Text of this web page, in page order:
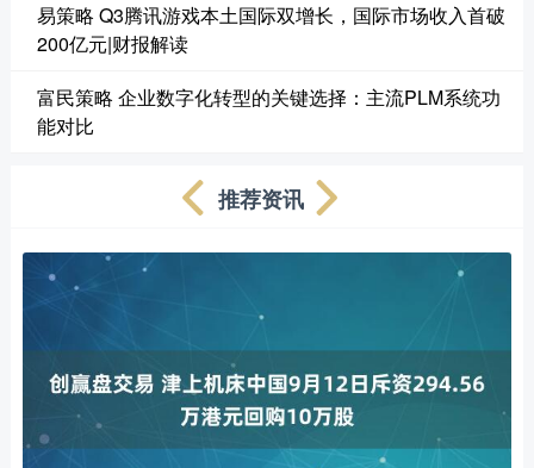
易策略 Q3腾讯游戏本土国际双增长，国际市场收入首破
200亿元|财报解读
富民策略 企业数字化转型的关键选择：主流PLM系统功
能对比
推荐资讯